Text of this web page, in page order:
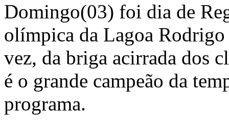
Domingo(03) foi dia de
olímpica da Lagoa
vez, da briga acirrada dos
é o grande campeão da
programa.